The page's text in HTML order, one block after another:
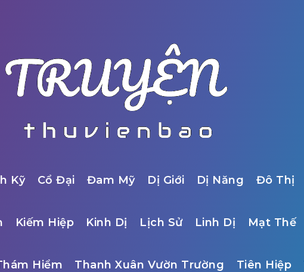
Kỹ Cổ Đại Đam Mỹ Dị Giới Dị Năng Đô Thị
Kiếm Hiệp Kinh Dị Lịch Sử Linh Dị Mạt Thế
Hiểm Thanh Xuân Vườn Trường Tiên Hiệp